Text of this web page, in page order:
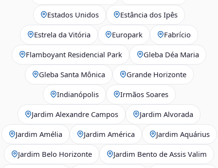
Estados Unidos Estância dos Ipês
Estrela da Vitória Europark Fabrício
Flamboyant Residencial Park Gleba Déa Maria
Gleba Santa Mônica Grande Horizonte
Indianópolis Irmãos Soares
Jardim Alexandre Campos Jardim Alvorada
Jardim Amélia Jardim América Jardim Aquárius
Jardim Belo Horizonte Jardim Bento de Assis Valim